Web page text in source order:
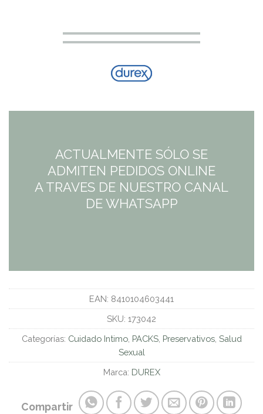
ACTUALMENTE SÓLO SE
ADMITEN PEDIDOS ONLINE
A TRAVES DE NUESTRO CANAL
DE WHATSAPP
EAN: 8410104603441
SKU: 173042
Categorías: Cuidado Intimo, PACKS, Preservativos, Salud
Sexual
Marca: DUREX
Compartir